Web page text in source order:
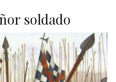
soldado